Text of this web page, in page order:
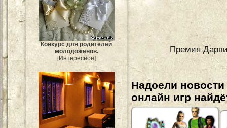
Конкурс для родителей
молодоженов.
[Интересное]
Премия
Надоели
онлайн игр